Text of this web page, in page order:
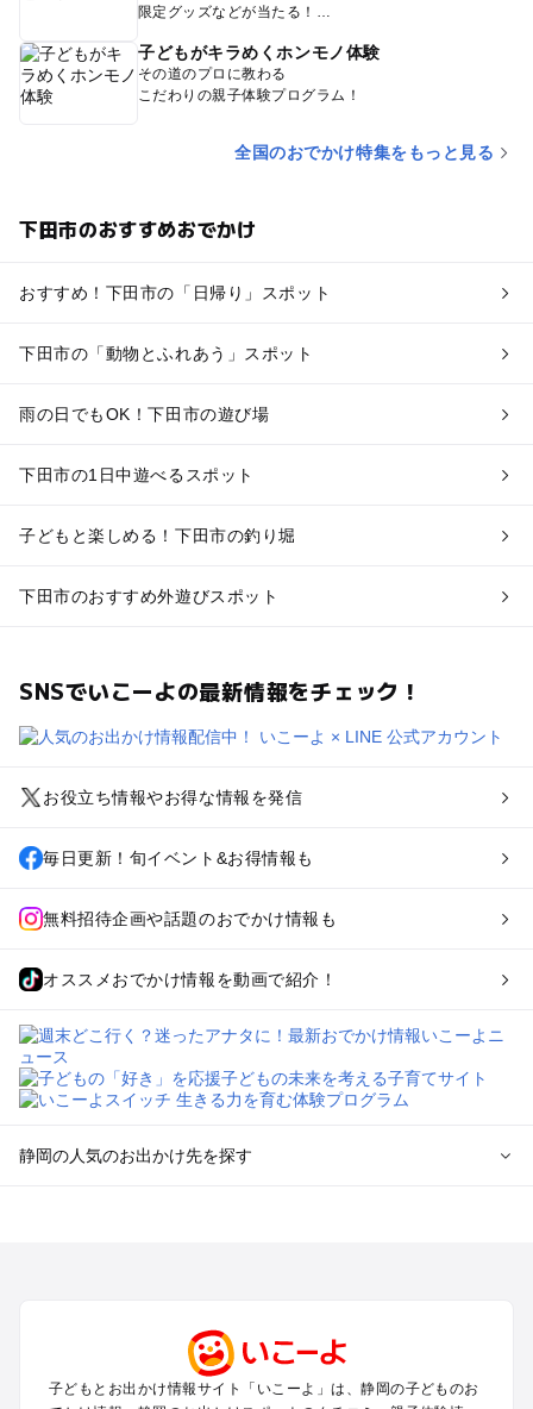
限定グッズなどが当たる！
子どもがキラめくホンモノ体験
その道のプロに教わる
こだわりの親子体験プログラム！
全国のおでかけ特集をもっと見る
下田市のおすすめおでかけ
おすすめ！下田市の「日帰り」スポット
下田市の「動物とふれあう」スポット
雨の日でもOK！下田市の遊び場
下田市の1日中遊べるスポット
子どもと楽しめる！下田市の釣り堀
下田市のおすすめ外遊びスポット
SNSでいこーよの最新情報をチェック！
お役立ち情報やお得な情報を発信
毎日更新！旬イベント&お得情報も
無料招待企画や話題のおでかけ情報も
オススメおでかけ情報を動画で紹介！
静岡の人気のお出かけ先を探す
小田原・熱海・湯河原・真鶴のプールお出かけ
中伊豆・西伊豆・南伊豆のプールお出かけ
静岡・清水のプールお出かけ
子どもとお出かけ情報サイト「いこーよ」は、静岡の子どものお